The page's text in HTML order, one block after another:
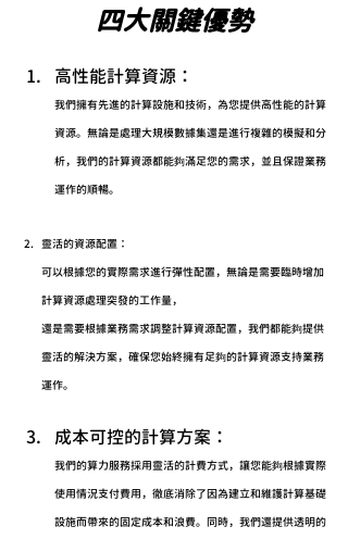
四大關鍵優勢
高性能計算資源：
我們擁有先進的計算設施和技術，為您提供高性能的計算
資源。無論是處理大規模數據集還是進行複雜的模擬和分
析，我們的計算資源都能夠滿足您的需求，並且保證業務
運作的順暢。
靈活的資源配置：
可以根據您的實際需求進行彈性配置，無論是需要臨時增加
計算資源處理突發的工作量，
還是需要根據業務需求調整計算資源配置，我們都能夠提供
靈活的解決方案，確保您始終擁有足夠的計算資源支持業務
運作。
成本可控的計算方案：
我們的算力服務採用靈活的計費方式，讓您能夠根據實際
使用情況支付費用，徹底消除了因為建立和維護計算基礎
設施而帶來的固定成本和浪費。同時，我們還提供透明的